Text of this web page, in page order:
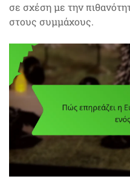
σε σχέση με την
στους συμμάχους.